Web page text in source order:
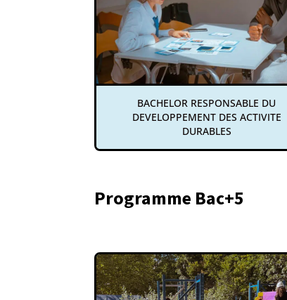
BACHELOR RESPONSABLE DU
DEVELOPPEMENT DES ACTIVITE
DURABLES
Programme Bac+5